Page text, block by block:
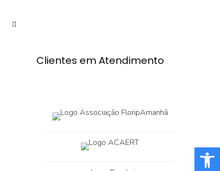
Clientes em Atendimento
Barra de